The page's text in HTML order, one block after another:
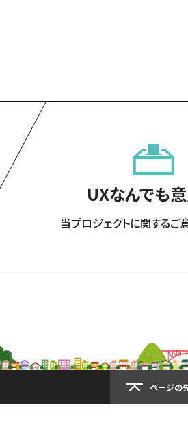
UXなんでも
当プロジェクトに関するご
ページの